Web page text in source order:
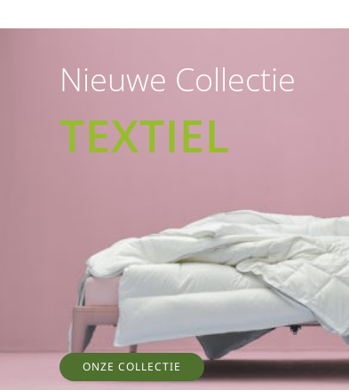
Nieuwe Collectie
TEXTIEL
ONZE COLLECTIE